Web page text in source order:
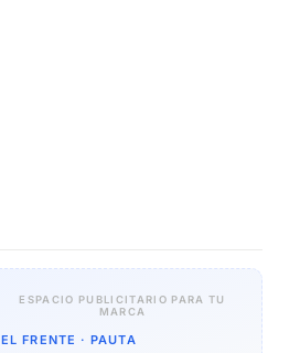
ESPACIO PUBLICITARIO PARA TU
MARCA
EL FRENTE · PAUTA